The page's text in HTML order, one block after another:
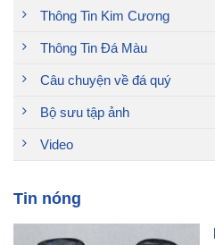
Thông Tin Kim Cương
Thông Tin Đá Màu
Câu chuyện về đá quý
Bộ sưu tập ảnh
Video
Tin nóng